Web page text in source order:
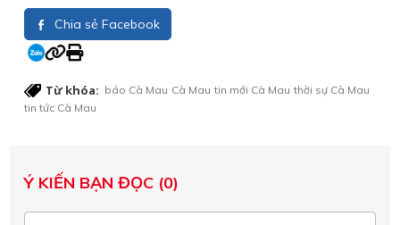
Chia sẻ Facebook
Từ khóa: báo Cà Mau Cà Mau tin mới Cà Mau thời sự Cà Mau
tin tức Cà Mau
Ý KIẾN BẠN ĐỌC (0)